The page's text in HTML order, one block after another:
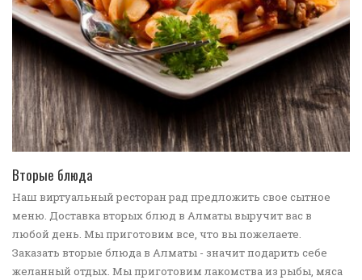
Вторые блюда
Наш виртуальный ресторан рад предложить свое сытное
меню. Доставка вторых блюд в Алматы выручит вас в
любой день. Мы приготовим все, что вы пожелаете.
Заказать вторые блюда в Алматы - значит подарить себе
желанный отдых. Мы приготовим лакомства из рыбы, мяса